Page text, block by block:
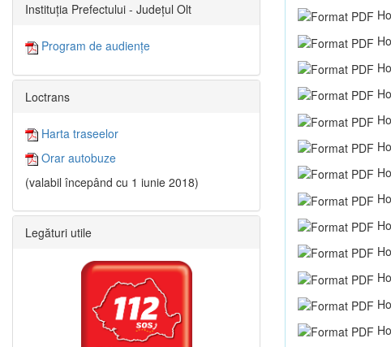
Instituția Prefectului - Județul Olt
Program de audiențe
Loctrans
Harta traseelor
Orar autobuze
(valabil începând cu 1 iunie 2018)
Legături utile